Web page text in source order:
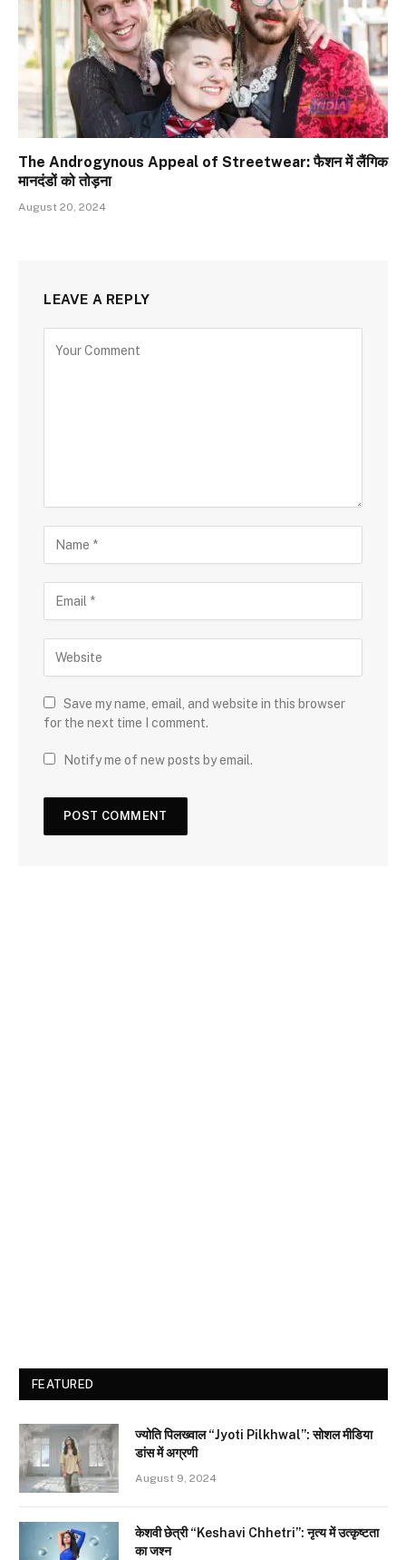
The Androgynous Appeal of Streetwear: फैशन में लैंगिक
मानदंडों को तोड़ना
August 20, 2024
LEAVE A REPLY
Save my name, email, and website in this browser
for the next time I comment.
Notify me of new posts by email.
FEATURED
ज्योति पिलख्वाल “Jyoti Pilkhwal”: सोशल मीडिया
डांस में अग्रणी
August 9, 2024
केशवी छेत्री “Keshavi Chhetri”: नृत्य में उत्कृष्टता
का जश्न